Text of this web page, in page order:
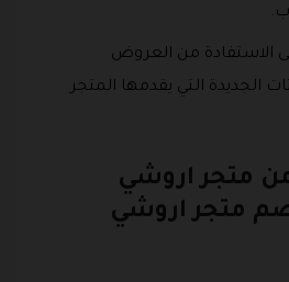
الاستفادة من العروض
الجديدة التي يقدمها المتجر
متجر اروشي
متجر اروشي